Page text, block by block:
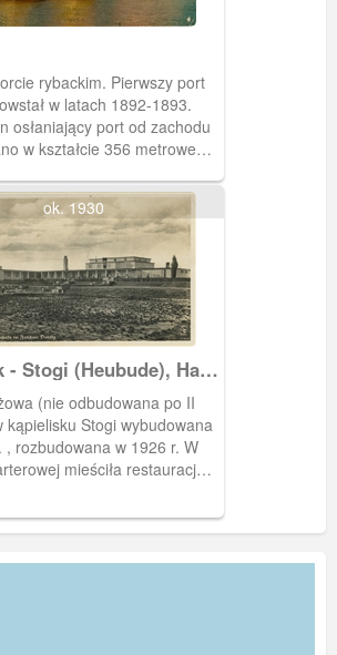
rybackim. Pierwszy port
w latach 1892-1893.
osłaniający port od zachodu
w kształcie 356 metrowego
ok. 1930
- Stogi (Heubude), Hala
(Strandhalle)
(nie odbudowana po II
kąpielisku Stogi wybudowana
, rozbudowana w 1926 r. W
mieściła restaurację z
pokoje do wynajęcia.
w obiegu od 23 V 1937 r.